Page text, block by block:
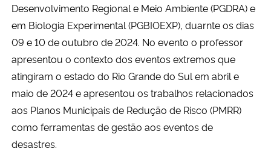
Ministério da Mulher, da Família e dos Direitos Humanos
Secretaria-Geral
Secretaria de Governo
Gabinete de Segurança Institucional
Advocacia-Geral da União
Desenvolvimento Regional e Meio Ambiente (PGDRA) e
em Biologia Experimental (PGBIOEXP), duarnte os dias
09 e 10 de outubro de 2024. No evento o professor
apresentou o contexto dos eventos extremos que
atingiram o estado do Rio Grande do Sul em abril e
maio de 2024 e apresentou os trabalhos relacionados
aos Planos Municipais de Redução de Risco (PMRR)
como ferramentas de gestão aos eventos de
desastres.